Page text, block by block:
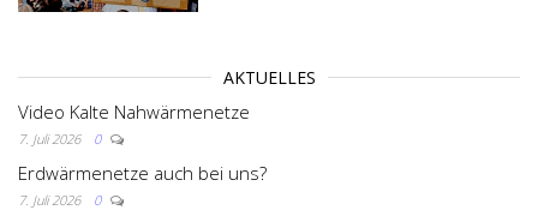
AKTUELLES
Video Kalte Nahwärmenetze
7. Juli 2026 0
Erdwärmenetze auch bei uns?
7. Juli 2026 0